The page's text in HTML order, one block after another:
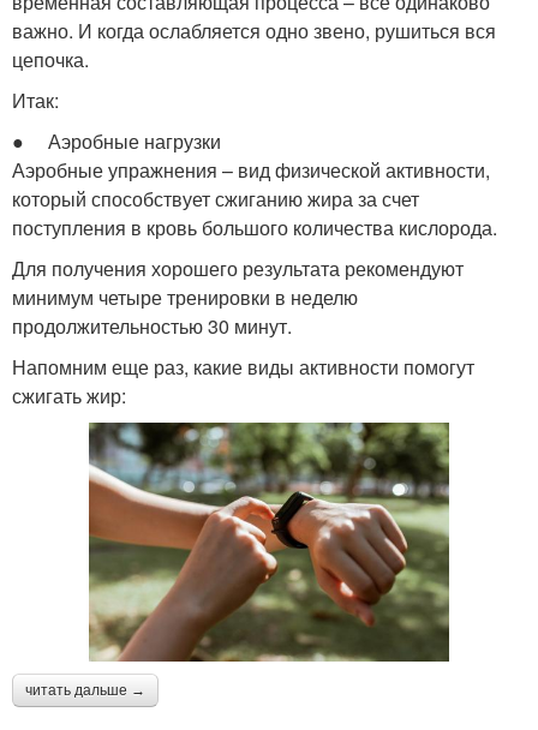
важно. И когда ослабляется одно звено, рушиться вся
цепочка.
Итак:
● Аэробные нагрузки
Аэробные упражнения – вид физической активности,
который способствует сжиганию жира за счет
поступления в кровь большого количества кислорода.
Для получения хорошего результата рекомендуют
минимум четыре тренировки в неделю
продолжительностью 30 минут.
Напомним еще раз, какие виды активности помогут
сжигать жир:
читать дальше →